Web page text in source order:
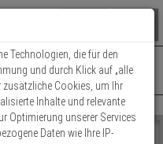
WARENKORB
ist momentan leer.
)
Fertig
16:30 | Fr.: 8:00 - 14:00 Uhr
nutzen
Technologien, die für den
und durch Klick auf „alle
zusätzliche Cookies, um Ihr
Inhalte und relevante
Optimierung unserer Services
Daten wie Ihre IP-